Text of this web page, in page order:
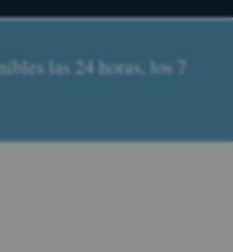
las 24 horas, los 7